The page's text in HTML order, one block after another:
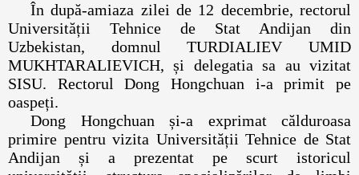
În după-amiaza zilei de 12 decembrie, rectorul
Universității Tehnice de Stat Andijan din
Uzbekistan, domnul TURDIALIEV UMID
MUKHTARALIEVICH, și delegatia sa au vizitat
SISU. Rectorul Dong Hongchuan i-a primit pe
oaspeți.
Dong Hongchuan și-a exprimat călduroasa
primire pentru vizita Universității Tehnice de Stat
Andijan și a prezentat pe scurt istoricul